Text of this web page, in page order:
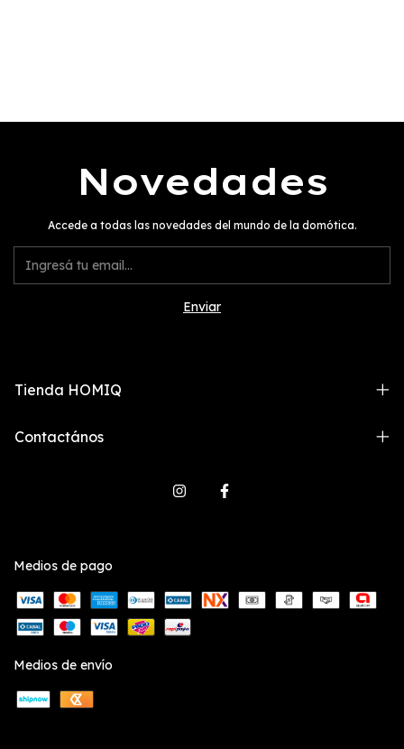
Novedades
Accede a todas las novedades del mundo de la domótica.
Tienda HOMIQ
Contactános
Medios de pago
Medios de envío